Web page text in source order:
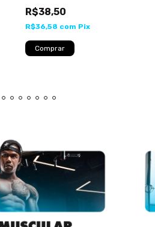
R$38,50
R$36,58 com Pix